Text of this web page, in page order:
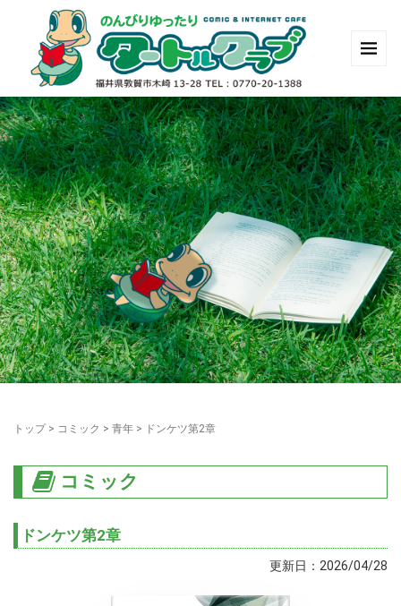
トップ> コミック > 青年 > ドンケツ第2章
コミック
ドンケツ第2章
更新日：2026/04/28